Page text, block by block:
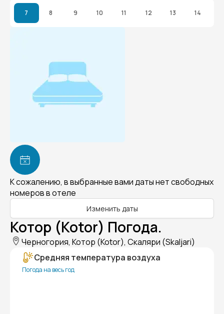
7 8 9 10 11 12 13 14
К сожалению, в выбранные вами даты нет свободных
номеров в отеле
Изменить даты
Котор (Kotor) Погода.
Черногория, Котор (Kotor), Скаляри (Skaljari)
Средняя температура воздуха
Погода на весь год